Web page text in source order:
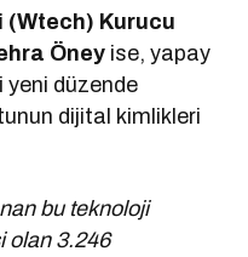
(Wtech) Kurucu
Öney ise, yapay
yeni düzende
dijital kimlikleri
bu teknoloji
olan 3.246